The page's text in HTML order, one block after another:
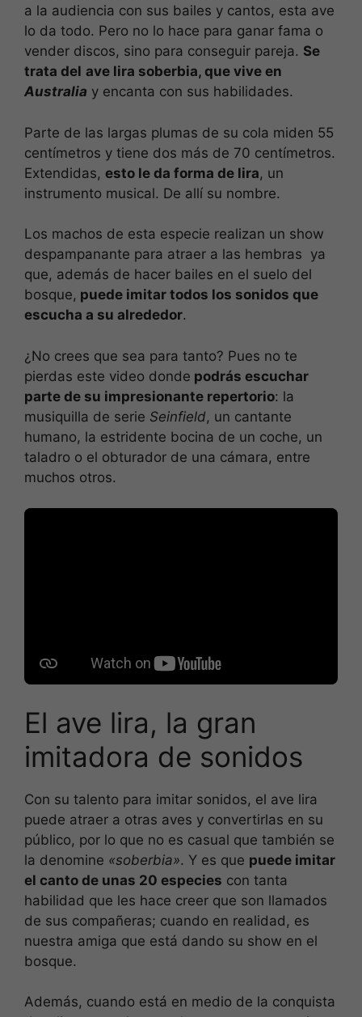
a la audiencia con sus bailes y cantos, esta ave
lo da todo. Pero no lo hace para ganar fama o
vender discos, sino para conseguir pareja. Se
trata del ave lira soberbia, que vive en
Australia y encanta con sus habilidades.
Parte de las largas plumas de su cola miden 55
centímetros y tiene dos más de 70 centímetros.
Extendidas, esto le da forma de lira, un
instrumento musical. De allí su nombre.
Los machos de esta especie realizan un show
despampanante para atraer a las hembras ya
que, además de hacer bailes en el suelo del
bosque, puede imitar todos los sonidos que
escucha a su alrededor.
¿No crees que sea para tanto? Pues no te
pierdas este video donde podrás escuchar
parte de su impresionante repertorio: la
musiquilla de serie Seinfield, un cantante
humano, la estridente bocina de un coche, un
taladro o el obturador de una cámara, entre
muchos otros.
El ave lira, la gran
imitadora de sonidos
Con su talento para imitar sonidos, el ave lira
puede atraer a otras aves y convertirlas en su
público, por lo que no es casual que también se
la denomine «soberbia». Y es que puede imitar
el canto de unas 20 especies con tanta
habilidad que les hace creer que son llamados
de sus compañeras; cuando en realidad, es
nuestra amiga que está dando su show en el
bosque.
Además, cuando está en medio de la conquista